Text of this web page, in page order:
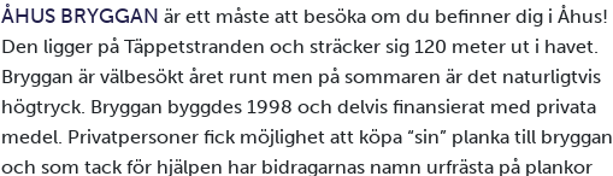
ÅHUS BRYGGAN är ett måste att besöka om du befinner dig i Åhus!
Den ligger på Täppetstranden och sträcker sig 120 meter ut i havet.
Bryggan är välbesökt året runt men på sommaren är det naturligtvis
högtryck. Bryggan byggdes 1998 och delvis finansierat med privata
medel. Privatpersoner fick möjlighet att köpa “sin” planka till bryggan
och som tack för hjälpen har bidragarnas namn urfrästa på plankor